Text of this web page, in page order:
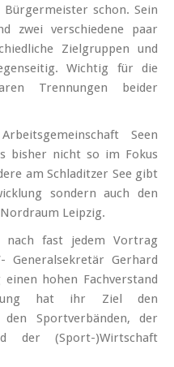
schon. Sein
zwei verschiedene paar
Zielgruppen und
Wichtig für die
Trennungen beider
Seen
bisher nicht so im Fokus
am Schladitzer See gibt
sondern auch den
Leipzig.
nach fast jedem Vortrag
Generalsekretär Gerhard
hohen Fachverstand
hat ihr Ziel den
den Sportverbänden, der
der (Sport-)Wirtschaft